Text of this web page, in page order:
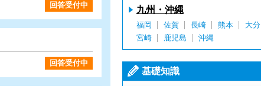
回答受付中
回答受付中
九州・沖縄
福岡 佐賀 長崎 熊本
大分
宮崎
鹿児島 沖縄
基礎知識